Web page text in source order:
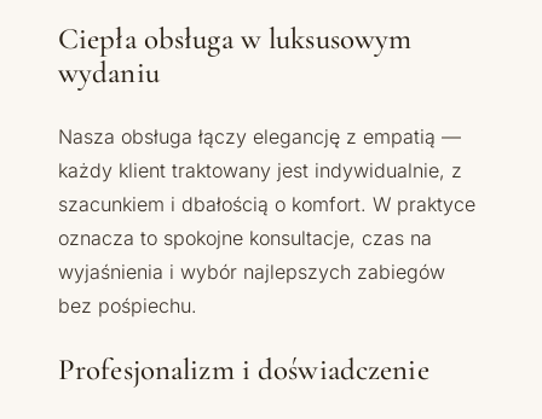
Ciepła obsługa w luksusowym
wydaniu
Nasza obsługa łączy elegancję z empatią —
każdy klient traktowany jest indywidualnie, z
szacunkiem i dbałością o komfort. W praktyce
oznacza to spokojne konsultacje, czas na
wyjaśnienia i wybór najlepszych zabiegów
bez pośpiechu.
Profesjonalizm i doświadczenie